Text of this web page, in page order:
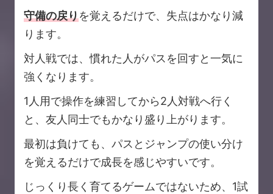
守備の戻りを覚えるだけで、失点はかなり減
ります。
対人戦では、慣れた人がパスを回すと一気に
強くなります。
1人用で操作を練習してから2人対戦へ行く
と、友人同士でもかなり盛り上がります。
最初は負けても、パスとジャンプの使い分け
を覚えるだけで成長を感じやすいです。
じっくり長く育てるゲームではないため、1試